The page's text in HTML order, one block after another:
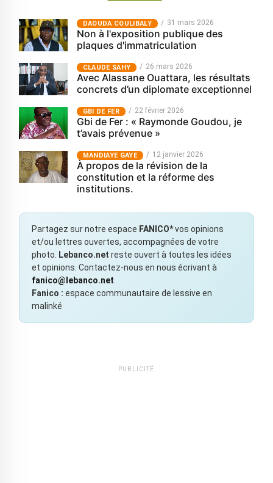
‎DAOUDA COULIBALY 31 mars 2026
Non à l'exposition publique des
plaques d'immatriculation
CLAUDE SAHY 26 mars 2026
Avec Alassane Ouattara, les résultats
concrets d’un diplomate exceptionnel
GBI DE FER 22 février 2026
Gbi de Fer : « Raymonde Goudou, je
t’avais prévenue »
MANDIAYE GAYE 12 janvier 2026
À propos de la révision de la
constitution et la réforme des
institutions.
Partagez sur notre espace FANICO*vos opinions
et/ou lettres ouvertes, accompagnées de votre
photo.
Lebanco.net reste ouvert à toutes les idées
et opinions. Contactez-nous en nous écrivant à
fanico@lebanco.net
Fanico : espace communautaire de lessive en
malinké
PUBLICITÉ